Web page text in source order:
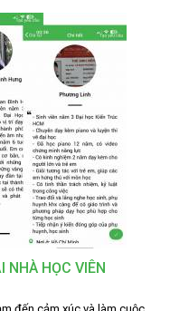
NHÀ HỌC VIÊN